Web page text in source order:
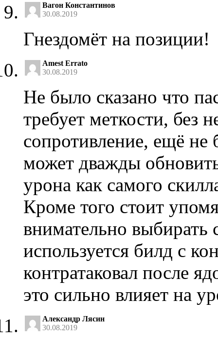
Вагон Константинов
30.08.2019
Гнездомёт на позиции!
Amest Errato
30.08.2019
Не было сказано что
требует меткости, без
сопротивление, ещё не
может дважды
урона как самого
Кроме того стоит
внимательно выбирать
используется билд с
контратаковал после
это сильно влияет на
Александр Лясин
30.08.2019